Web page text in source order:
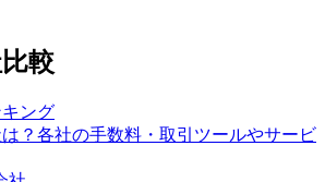
較
ング
？各社の手数料・取引ツールやサービ